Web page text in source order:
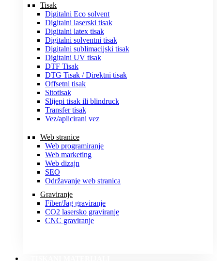
Tisak
Digitalni Eco solvent
Digitalni laserski tisak
Digitalni latex tisak
Digitalni solventni tisak
Digitalni sublimacijski tisak
Digitalni UV tisak
DTF Tisak
DTG Tisak / Direktni tisak
Offsetni tisak
Sitotisak
Slijepi tisak ili blindruck
Transfer tisak
Vez/aplicirani vez
Web stranice
Web programiranje
Web marketing
Web dizajn
SEO
Održavanje web stranica
Graviranje
Fiber/Jag graviranje
CO2 lasersko graviranje
CNC graviranje